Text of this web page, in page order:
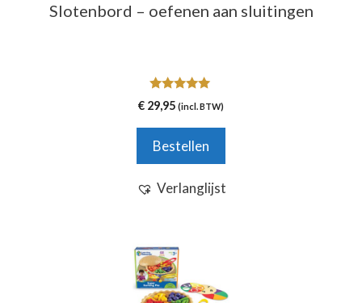
Slotenbord – oefenen aan sluitingen
5.00
van 5
€ 29,95 (incl. BTW)
Bestellen
Verlanglijst